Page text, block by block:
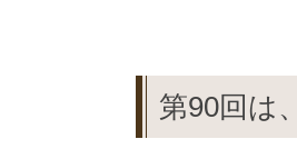
第90回は